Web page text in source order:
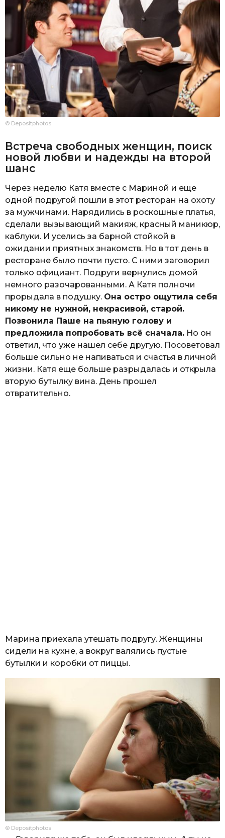
© Depositphotos
Встреча свободных женщин, поиск
новой любви и надежды на второй
шанс
Через неделю Катя вместе с Мариной и еще
одной подругой пошли в этот ресторан на охоту
за мужчинами. Нарядились в роскошные платья,
сделали вызывающий макияж, красный маникюр,
каблуки. И уселись за барной стойкой в
ожидании приятных знакомств. Но в тот день в
ресторане было почти пусто. С ними заговорил
только официант. Подруги вернулись домой
немного разочарованными. А Катя полночи
прорыдала в подушку. Она остро ощутила себя
никому не нужной, некрасивой, старой.
Позвонила Паше на пьяную голову и
предложила попробовать всё сначала. Но он
ответил, что уже нашел себе другую. Посоветовал
больше сильно не напиваться и счастья в личной
жизни. Катя еще больше разрыдалась и открыла
вторую бутылку вина. День прошел
отвратительно.
Марина приехала утешать подругу. Женщины
сидели на кухне, а вокруг валялись пустые
бутылки и коробки от пиццы.
© Depositphotos